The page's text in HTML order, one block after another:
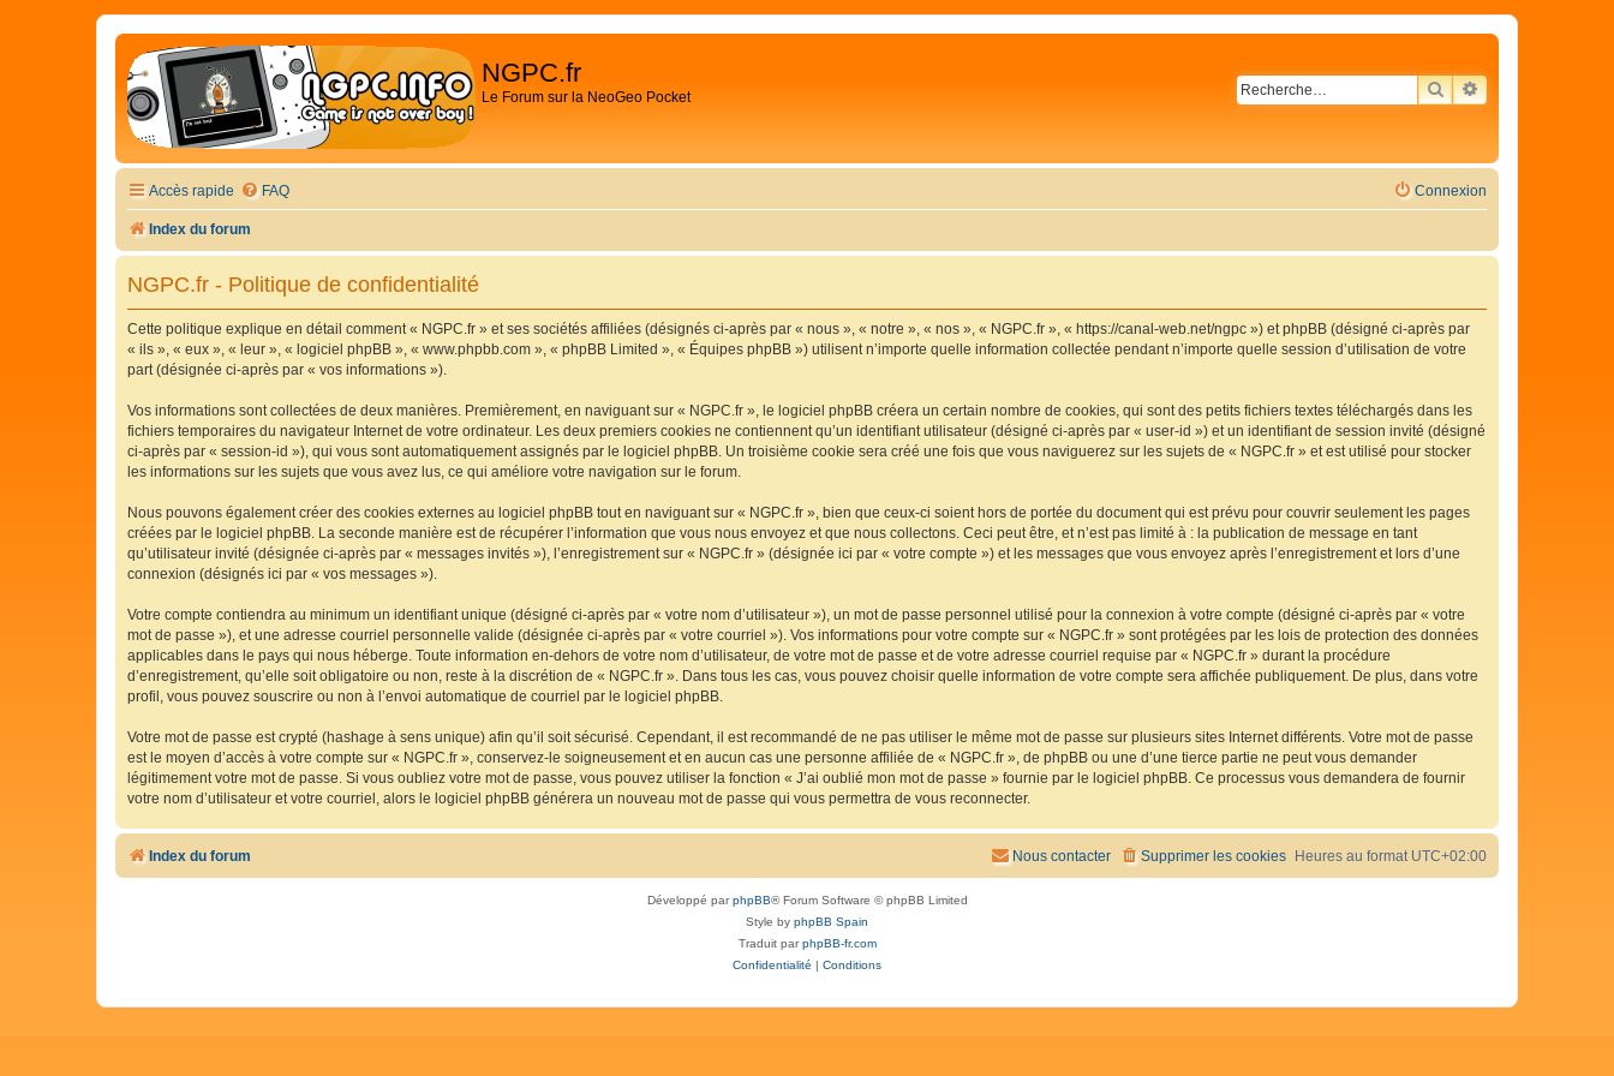
NGPC.fr
Le Forum sur la NeoGeo Pocket RECHERCHER
RECHERCHE
Accès rapide FAQ Connexion
Index du forum
NGPC.fr - Politique de confidentialité
Cette politique explique en détail comment « NGPC.fr » et ses sociétés affiliées (désignés ci-après par « nous », « notre », « nos », « NGPC.fr », « https://canal-web.net/ngpc ») et phpBB (désigné ci-après par
« ils », « eux », « leur », « logiciel phpBB », « www.phpbb.com », « phpBB Limited », « Équipes phpBB ») utilisent n’importe quelle information collectée pendant n’importe quelle session d’utilisation de votre
part (désignée ci-après par « vos informations »).
Vos informations sont collectées de deux manières. Premièrement, en naviguant sur « NGPC.fr », le logiciel phpBB créera un certain nombre de cookies, qui sont des petits fichiers textes téléchargés dans les
fichiers temporaires du navigateur Internet de votre ordinateur. Les deux premiers cookies ne contiennent qu’un identifiant utilisateur (désigné ci-après par « user-id ») et un identifiant de session invité (désigné
ci-après par « session-id »), qui vous sont automatiquement assignés par le logiciel phpBB. Un troisième cookie sera créé une fois que vous naviguerez sur les sujets de « NGPC.fr » et est utilisé pour stocker
les informations sur les sujets que vous avez lus, ce qui améliore votre navigation sur le forum.
Nous pouvons également créer des cookies externes au logiciel phpBB tout en naviguant sur « NGPC.fr », bien que ceux-ci soient hors de portée du document qui est prévu pour couvrir seulement les pages
créées par le logiciel phpBB. La seconde manière est de récupérer l’information que vous nous envoyez et que nous collectons. Ceci peut être, et n’est pas limité à : la publication de message en tant
qu’utilisateur invité (désignée ci-après par « messages invités »), l’enregistrement sur « NGPC.fr » (désignée ici par « votre compte ») et les messages que vous envoyez après l’enregistrement et lors d’une
connexion (désignés ici par « vos messages »).
Votre compte contiendra au minimum un identifiant unique (désigné ci-après par « votre nom d’utilisateur »), un mot de passe personnel utilisé pour la connexion à votre compte (désigné ci-après par « votre
mot de passe »), et une adresse courriel personnelle valide (désignée ci-après par « votre courriel »). Vos informations pour votre compte sur « NGPC.fr » sont protégées par les lois de protection des données
applicables dans le pays qui nous héberge. Toute information en-dehors de votre nom d’utilisateur, de votre mot de passe et de votre adresse courriel requise par « NGPC.fr » durant la procédure
d’enregistrement, qu’elle soit obligatoire ou non, reste à la discrétion de « NGPC.fr ». Dans tous les cas, vous pouvez choisir quelle information de votre compte sera affichée publiquement. De plus, dans votre
profil, vous pouvez souscrire ou non à l’envoi automatique de courriel par le logiciel phpBB.
Votre mot de passe est crypté (hashage à sens unique) afin qu’il soit sécurisé. Cependant, il est recommandé de ne pas utiliser le même mot de passe sur plusieurs sites Internet différents. Votre mot de passe
est le moyen d’accès à votre compte sur « NGPC.fr », conservez-le soigneusement et en aucun cas une personne affiliée de « NGPC.fr », de phpBB ou une d’une tierce partie ne peut vous demander
légitimement votre mot de passe. Si vous oubliez votre mot de passe, vous pouvez utiliser la fonction « J’ai oublié mon mot de passe » fournie par le logiciel phpBB. Ce processus vous demandera de fournir
votre nom d’utilisateur et votre courriel, alors le logiciel phpBB générera un nouveau mot de passe qui vous permettra de vous reconnecter.
Index du forum Heures au format UTC+02:00
Supprimer les cookies
Nous contacter
Développé parphpBB® Forum Software © phpBB Limited
Style by phpBB Spain
Traduit parphpBB-fr.com
Confidentialité
Conditions